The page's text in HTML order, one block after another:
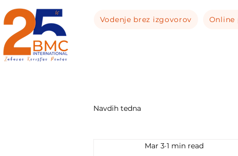
Vodenje brez izgovorov Online
Navdih tedna
Mar 3 1 min read